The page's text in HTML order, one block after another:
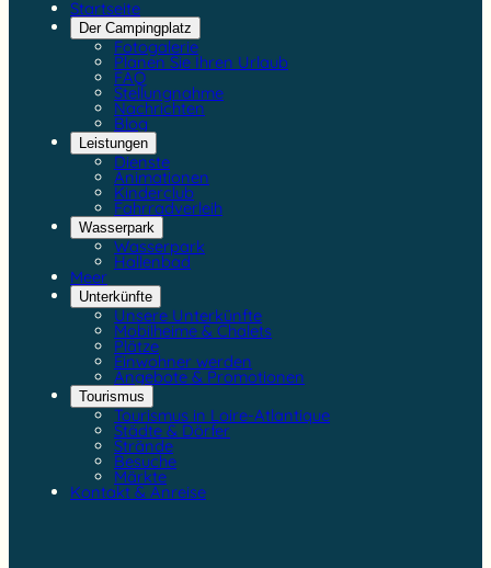
Startseite
Der Campingplatz
Fotogalerie
Planen Sie Ihren Urlaub
FAQ
Stellungnahme
Nachrichten
Blog
Leistungen
Dienste
Animationen
Kinderclub
Fahrradverleih
Wasserpark
Wasserpark
Hallenbad
Meer
Unterkünfte
Unsere Unterkünfte
Mobilheime & Chalets
Plätze
Einwohner werden
Angebote & Promotionen
Tourismus
Tourismus in Loire-Atlantique
Städte & Dörfer
Strände
Besuche
Märkte
Kontakt & Anreise